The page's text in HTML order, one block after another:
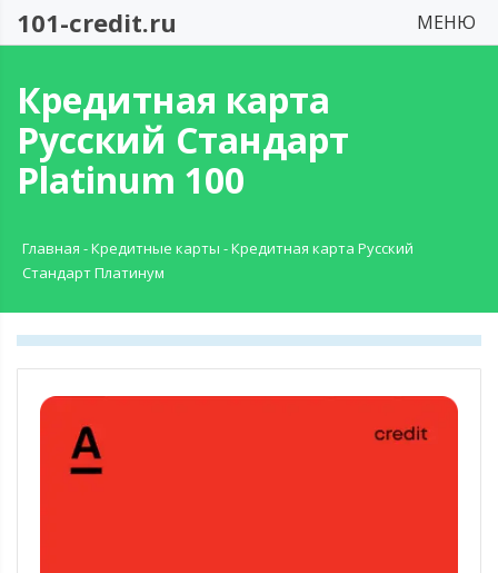
101-credit.ru МЕНЮ
Кредитная карта
Русский Стандарт
Platinum 100
Главная -Кредитные карты -Кредитная карта Русский
Стандарт Платинум